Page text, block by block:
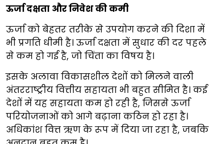
ऊर्जा दक्षता और निवेश की कमी
ऊर्जा को बेहतर तरीके से उपयोग करने की दिशा में
भी प्रगति धीमी है। ऊर्जा दक्षता में सुधार की दर पहले
से कम हो गई है, जो चिंता का विषय है।
इसके अलावा विकासशील देशों को मिलने वाली
अंतरराष्ट्रीय वित्तीय सहायता भी बहुत सीमित है। कई
देशों में यह सहायता कम हो रही है, जिससे ऊर्जा
परियोजनाओं को आगे बढ़ाना कठिन हो रहा है।
अधिकांश वित्त ऋण के रूप में दिया जा रहा है, जबकि